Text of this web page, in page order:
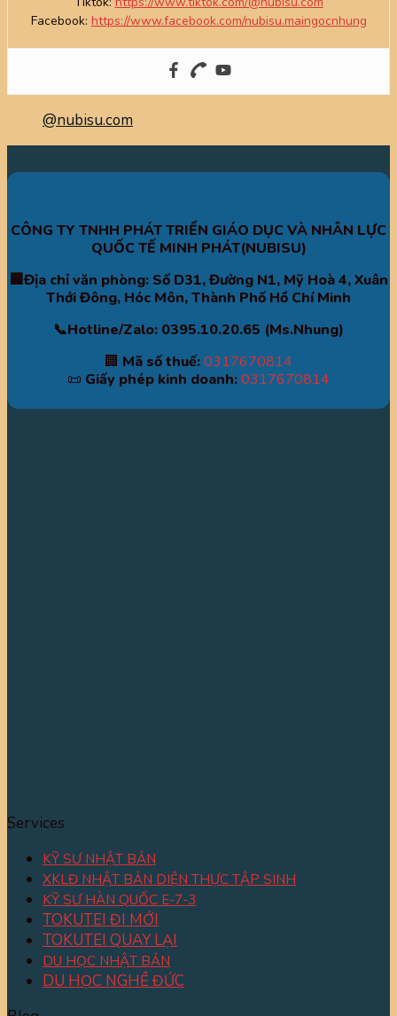
Facebook: https://www.facebook.com/nubisu.maingocnhung
@nubisu.com
CÔNG TY TNHH PHÁT TRIỂN GIÁO DỤC VÀ NHÂN LỰC
QUỐC TẾ MINH PHÁT(NUBISU)
🏢Địa chỉ văn phòng: Số D31, Đường N1, Mỹ Hoà 4, Xuân
Thới Đông, Hóc Môn, Thành Phố Hồ Chí Minh
📞Hotline/Zalo: 0395.10.20.65 (Ms.Nhung)
🏢 Mã số thuế:0317670814
📜 Giấy phép kinh doanh:0317670814
Services
KỸ SƯ NHẬT BẢN
XKLĐ NHẬT BẢN DIỆN THỰC TẬP SINH
KỸ SƯ HÀN QUỐC E-7-3
TOKUTEI ĐI MỚI
TOKUTEI QUAY LẠI
DU HỌC NHẬT BẢN
DU HỌC NGHỀ ĐỨC